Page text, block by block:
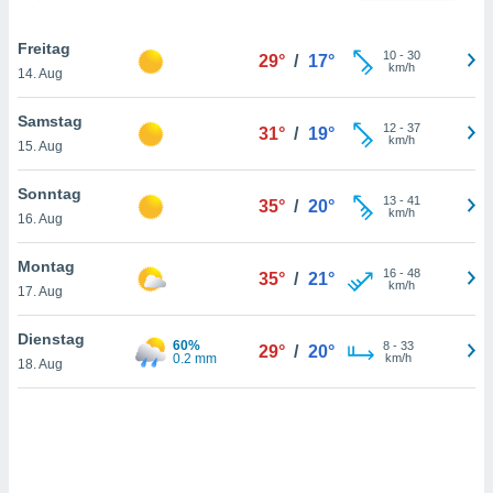
der
Sie
In
werden
Freitag
14. Aug
29° / 17° 10- 30
km/h
Samstag
15. Aug
31° / 19° 12- 37
km/h
Sonntag
16. Aug
35° / 20° 13- 41
km/h
Montag
17. Aug
35° / 21° 16- 48
km/h
Dienstag
18. Aug
60%
0.2 mm
29° / 20° 8- 33
km/h